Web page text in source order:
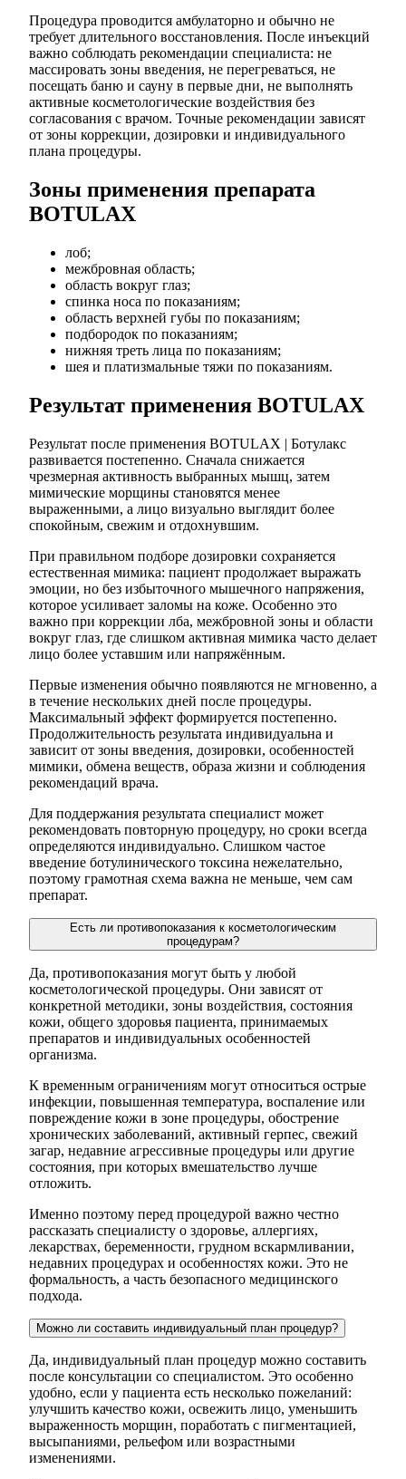
Процедура проводится амбулаторно и обычно не
требует длительного восстановления. После инъекций
важно соблюдать рекомендации специалиста: не
массировать зоны введения, не перегреваться, не
посещать баню и сауну в первые дни, не выполнять
активные косметологические воздействия без
согласования с врачом. Точные рекомендации зависят
от зоны коррекции, дозировки и индивидуального
плана процедуры.
Зоны применения препарата
BOTULAX
лоб;
межбровная область;
область вокруг глаз;
спинка носа по показаниям;
область верхней губы по показаниям;
подбородок по показаниям;
нижняя треть лица по показаниям;
шея и платизмальные тяжи по показаниям.
Результат применения BOTULAX
Результат после применения BOTULAX | Ботулакс
развивается постепенно. Сначала снижается
чрезмерная активность выбранных мышц, затем
мимические морщины становятся менее
выраженными, а лицо визуально выглядит более
спокойным, свежим и отдохнувшим.
При правильном подборе дозировки сохраняется
естественная мимика: пациент продолжает выражать
эмоции, но без избыточного мышечного напряжения,
которое усиливает заломы на коже. Особенно это
важно при коррекции лба, межбровной зоны и области
вокруг глаз, где слишком активная мимика часто делает
лицо более уставшим или напряжённым.
Первые изменения обычно появляются не мгновенно, а
в течение нескольких дней после процедуры.
Максимальный эффект формируется постепенно.
Продолжительность результата индивидуальна и
зависит от зоны введения, дозировки, особенностей
мимики, обмена веществ, образа жизни и соблюдения
рекомендаций врача.
Для поддержания результата специалист может
рекомендовать повторную процедуру, но сроки всегда
определяются индивидуально. Слишком частое
введение ботулинического токсина нежелательно,
поэтому грамотная схема важна не меньше, чем сам
препарат.
Есть ли противопоказания к косметологическим
процедурам?
Да, противопоказания могут быть у любой
косметологической процедуры. Они зависят от
конкретной методики, зоны воздействия, состояния
кожи, общего здоровья пациента, принимаемых
препаратов и индивидуальных особенностей
организма.
К временным ограничениям могут относиться острые
инфекции, повышенная температура, воспаление или
повреждение кожи в зоне процедуры, обострение
хронических заболеваний, активный герпес, свежий
загар, недавние агрессивные процедуры или другие
состояния, при которых вмешательство лучше
отложить.
Именно поэтому перед процедурой важно честно
рассказать специалисту о здоровье, аллергиях,
лекарствах, беременности, грудном вскармливании,
недавних процедурах и особенностях кожи. Это не
формальность, а часть безопасного медицинского
подхода.
Можно ли составить индивидуальный план процедур?
Да, индивидуальный план процедур можно составить
после консультации со специалистом. Это особенно
удобно, если у пациента есть несколько пожеланий:
улучшить качество кожи, освежить лицо, уменьшить
выраженность морщин, поработать с пигментацией,
высыпаниями, рельефом или возрастными
изменениями.